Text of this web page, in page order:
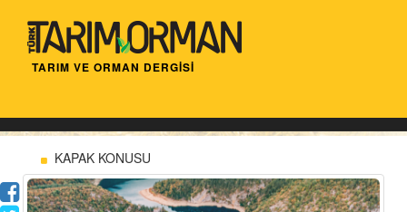
TARIM VE ORMAN DERGİSİ
KAPAK KONUSU